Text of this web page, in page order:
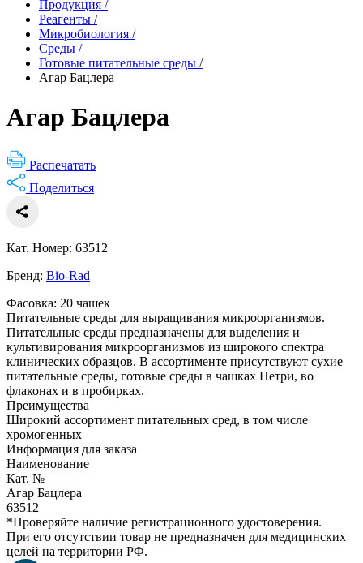
Продукция /
Реагенты /
Микробиология /
Среды /
Готовые питательные среды /
Агар Бацлера
Агар Бацлера
Распечатать
Поделиться
Кат. Номер: 63512
Бренд: Bio-Rad
Фасовка: 20 чашек
Питательные среды для выращивания микроорганизмов.
Питательные среды предназначены для выделения и
культивирования микроорганизмов из широкого спектра
клинических образцов. В ассортименте присутствуют сухие
питательные среды, готовые среды в чашках Петри, во
флаконах и в пробирках.
Преимущества
Широкий ассортимент питательных сред, в том числе
хромогенных
Информация для заказа
Наименование
Кат. №
Агар Бацлера
63512
*Проверяйте наличие регистрационного удостоверения.
При его отсутствии товар не предназначен для медицинских
целей на территории РФ.